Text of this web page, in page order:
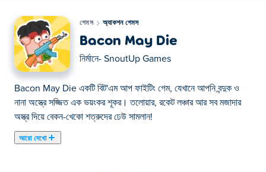
গেমস অ্যাকশন গেমস
Bacon May Die
নির্মানে- SnoutUp Games
Bacon May Die একটি বিট'এম আপ ফাইটিং গেম, যেখানে আপনি বন্দুক ও
নানা অস্ত্রে সজ্জিত এক ভয়ংকর শূকর। তলোয়ার, রকেট লঞ্চার আর সব মজাদার
অস্ত্র দিয়ে বেকন-খেকো শত্রুদের ঢেউ সামলান!
আরো দেখো